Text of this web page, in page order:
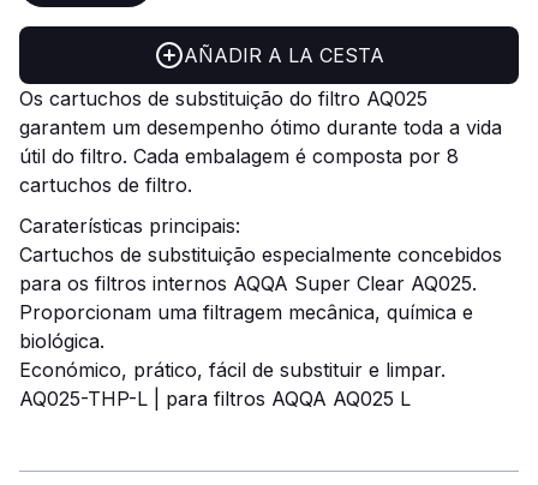
AÑADIR A LA CESTA
Os cartuchos de substituição do filtro AQ025
garantem um desempenho ótimo durante toda a vida
útil do filtro. Cada embalagem é composta por 8
cartuchos de filtro.
Caraterísticas principais:
Cartuchos de substituição especialmente concebidos
para os filtros internos AQQA Super Clear AQ025.
Proporcionam uma filtragem mecânica, química e
biológica.
Económico, prático, fácil de substituir e limpar.
AQ025-THP-L | para filtros AQQA AQ025 L